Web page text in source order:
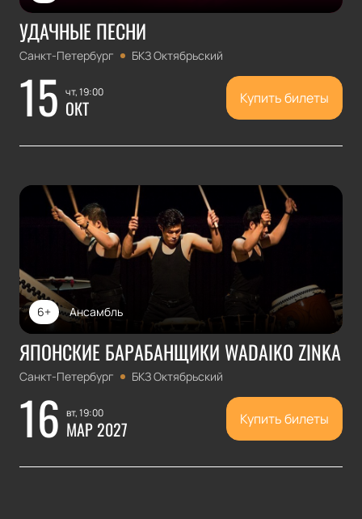
УДАЧНЫЕ ПЕСНИ
Санкт-Петербург БКЗ Октябрьский
15 чт, 19:00
ОКТ Купить билеты
Ансамбль
6+
ЯПОНСКИЕ БАРАБАНЩИКИ WADAIKO ZINKA
Санкт-Петербург БКЗ Октябрьский
16 вт, 19:00
МАР 2027 Купить билеты